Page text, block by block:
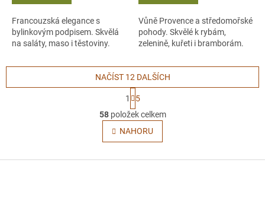
Francouzská elegance s
bylinkovým podpisem. Skvělá
na saláty, maso i těstoviny.
Vůně Provence a středomořské
pohody. Skvělé k rybám,
zelenině, kuřeti i bramborám.
O
v
l
á
NAČÍST 12 DALŠÍCH
t
r
á
n
k
v
1
5
58položek celkem
NAHORU